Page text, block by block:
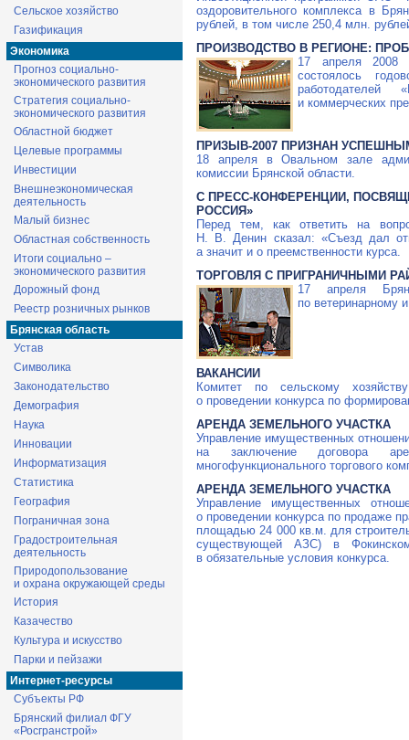
Сельское хозяйство
Газификация
Экономика
Прогноз социально-
экономического развития
Стратегия социально-
экономического развития
Областной бюджет
Целевые программы
Инвестиции
Внешнеэкономическая
деятельность
Малый бизнес
Областная собственность
Итоги социально –
экономического развития
Дорожный фонд
Реестр розничных рынков
Брянская область
Устав
Символика
Законодательство
Демография
Наука
Инновации
Информатизация
Статистика
География
Пограничная зона
Градостроительная
деятельность
Природопользование
и охрана окружающей среды
История
Казачество
Культура и искусство
Парки и пейзажи
Интернет-ресурсы
Субъекты РФ
Брянский филиал ФГУ
«Росгранстрой»
оздоровительного комплекса в
рублей, в том числе 250,4 млн.
ПРОИЗВОДСТВО В РЕГИОНЕ:
17 апреля 2008
состоялось
работодателей
и коммерческих
ПРИЗЫВ-2007 ПРИЗНАН
18 апреля в Овальном зале
комиссии Брянской области.
С ПРЕСС-КОНФЕРЕНЦИИ,
РОССИЯ»
Перед тем, как ответить на
Н. В. Денин сказал: «Съезд дал
а значит и о преемственности курса.
ТОРГОВЛЯ С ПРИГРАНИЧНЫМИ
17 апреля
по ветеринарному
ВАКАНСИИ
Комитет по сельскому
о проведении конкурса по
АРЕНДА ЗЕМЕЛЬНОГО УЧАСТКА
Управление имущественных
на заключение договора
многофункционального торгового
АРЕНДА ЗЕМЕЛЬНОГО УЧАСТКА
Управление имущественных
о проведении конкурса по продаже
площадью 24 000 кв.м. для
существующей АЗС) в
в обязательные условия конкурса.